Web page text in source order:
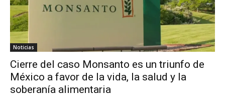
Noticias
Cierre del caso Monsanto es un triunfo de
México a favor de la vida, la salud y la
soberanía alimentaria